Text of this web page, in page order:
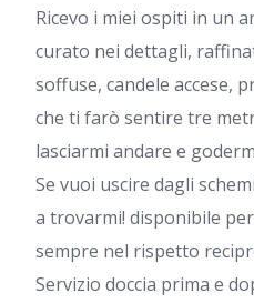
Ricevo i miei ospiti in un
curato nei dettagli,
soffuse, candele accese,
che ti farò sentire tre
lasciarmi andare e
Se vuoi uscire dagli
a trovarmi! disponibile
sempre nel rispetto
Servizio doccia prima e